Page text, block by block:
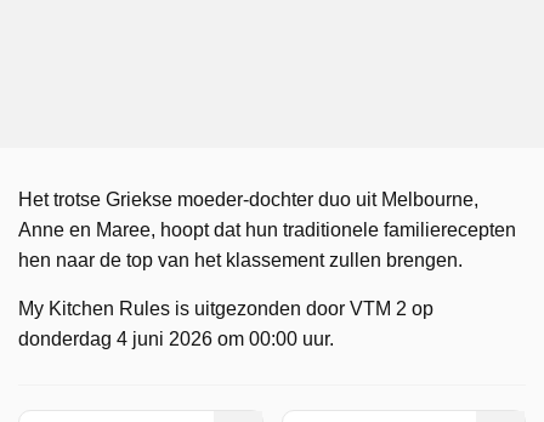
Het trotse Griekse moeder-dochter duo uit Melbourne,
Anne en Maree, hoopt dat hun traditionele familierecepten
hen naar de top van het klassement zullen brengen.
My Kitchen Rules is uitgezonden door VTM 2 op
donderdag 4 juni 2026 om 00:00 uur.